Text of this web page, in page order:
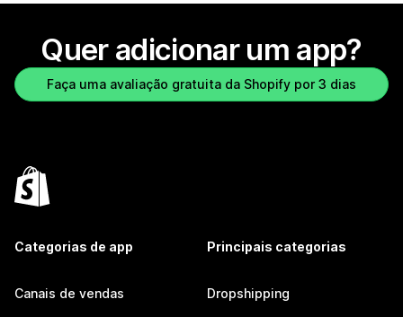
Quer adicionar um app?
Faça uma avaliação gratuita da Shopify por 3 dias
Categorias de app
Canais de vendas
Principais categorias
Dropshipping